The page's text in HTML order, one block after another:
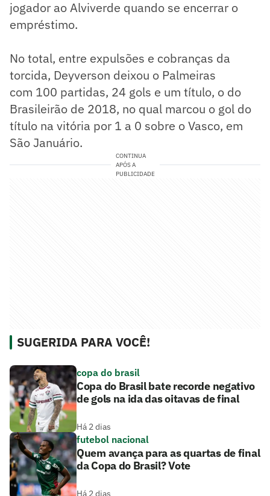
jogador ao Alviverde quando se encerrar o
empréstimo.
No total, entre expulsões e cobranças da
torcida, Deyverson deixou o Palmeiras
com 100 partidas, 24 gols e um título, o do
Brasileirão de 2018, no qual marcou o gol do
título na vitória por 1 a 0 sobre o Vasco, em
São Januário.
CONTINUA
APÓS A
PUBLICIDADE
SUGERIDA PARA VOCÊ!
copa do brasil
Copa do Brasil bate recorde negativo
de gols na ida das oitavas de final
Há 2 dias
futebol nacional
Quem avança para as quartas de final
da Copa do Brasil? Vote
Há 2 dias